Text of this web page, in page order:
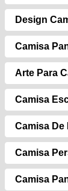
Design
Camisa
Arte Para
Camisa
Camisa De
Camisa
Camisa